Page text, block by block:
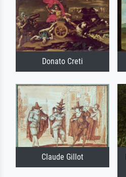
Donato Creti
Claude Gillot